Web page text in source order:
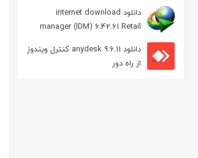
دانلود internet download
manager (IDM) 6.42.61 Retail
مدیریت دانلود
دانلود anydesk 9.6.11 کنترل ویندوز
از راه دور